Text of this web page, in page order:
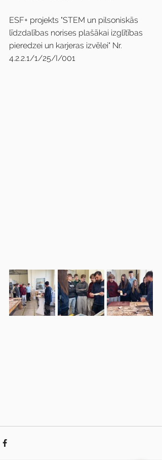
ESF+ projekts "STEM un pilsoniskās
līdzdalības norises plašākai izglītības
pieredzei un karjeras izvēlei" Nr.
4.2.2.1/1/25/I/001​